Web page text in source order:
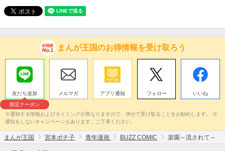
まんが王国のお得情報を受け取ろう
友だち追加
限定クーポン
メルマガ アプリ通知 フォロー いいね
※通知する情報およびタイミングが異なりますので、併せて受け取ることをお勧めします。 ※
通知をしないキャンペーンもあります。ご了承ください。
まんが王国 宮本ポチ子 青年漫画 BUZZ COMIC 楽園～流されて～